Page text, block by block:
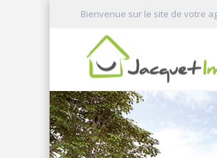
Bienvenue sur le site de votre